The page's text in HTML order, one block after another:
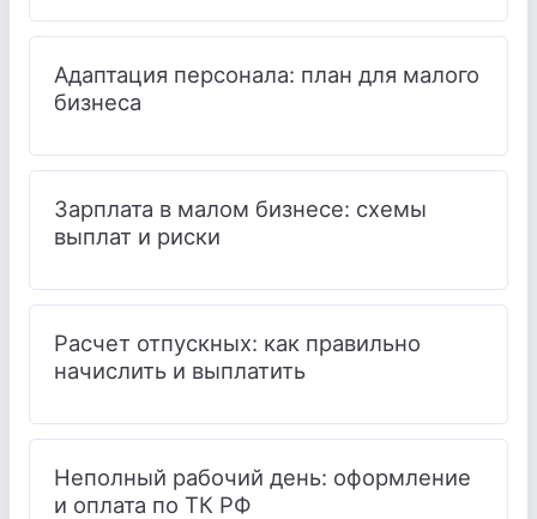
Адаптация персонала: план для малого
бизнеса
Зарплата в малом бизнесе: схемы
выплат и риски
Расчет отпускных: как правильно
начислить и выплатить
Неполный рабочий день: оформление
и оплата по ТК РФ